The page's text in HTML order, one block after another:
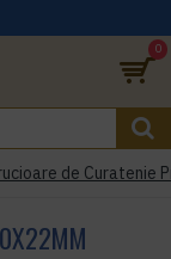
0
de Curatenie